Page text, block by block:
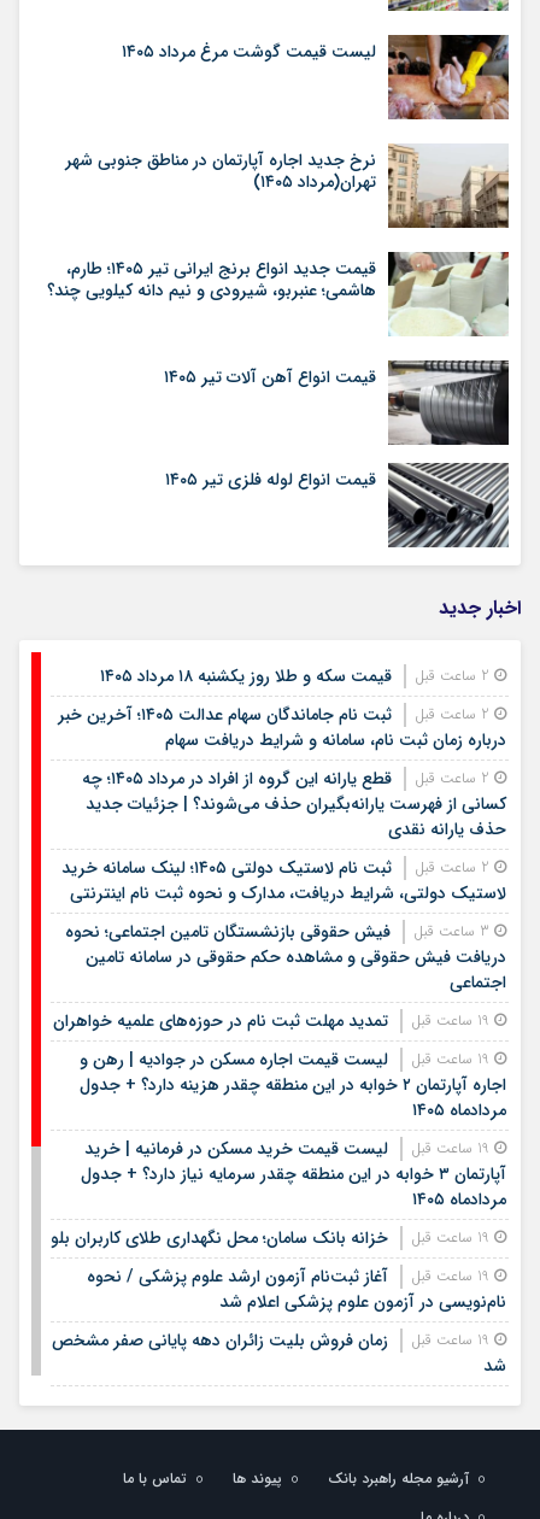
لیست قیمت گوشت مرغ مرداد ۱۴۰۵
نرخ جدید اجاره آپارتمان در مناطق جنوبی شهر
تهران(مرداد ۱۴۰۵)
قیمت جدید انواع برنج ایرانی تیر ۱۴۰۵؛ طارم،
هاشمی؛ عنبربو، شیرودی و نیم دانه کیلویی چند؟
قیمت انواع آهن آلات تیر ۱۴۰۵
قیمت انواع لوله فلزی تیر ۱۴۰۵
اخبار جدید
قیمت سکه و طلا روز یکشنبه ۱۸ مرداد ۱۴۰۵
ثبت نام جاماندگان سهام عدالت ۱۴۰۵؛ آخرین خبر
درباره زمان ثبت نام، سامانه و شرایط دریافت سهام
قطع یارانه این گروه از افراد در مرداد ۱۴۰۵؛ چه
کسانی از فهرست یارانه‌بگیران حذف می‌شوند؟ | جزئیات جدید
حذف یارانه نقدی
ثبت نام لاستیک دولتی ۱۴۰۵؛ لینک سامانه خرید
لاستیک دولتی، شرایط دریافت، مدارک و نحوه ثبت نام اینترنتی
فیش حقوقی بازنشستگان تامین اجتماعی؛ نحوه
دریافت فیش حقوقی و مشاهده حکم حقوقی در سامانه تامین
اجتماعی
تمدید مهلت ثبت نام در حوزه‌های علمیه خواهران
لیست قیمت اجاره مسکن در جوادیه | رهن و
اجاره آپارتمان ۲ خوابه در این منطقه چقدر هزینه دارد؟ + جدول
مردادماه ۱۴۰۵
لیست قیمت خرید مسکن در فرمانیه | خرید
آپارتمان ۳ خوابه در این منطقه چقدر سرمایه نیاز دارد؟ + جدول
مردادماه ۱۴۰۵
خزانه بانک سامان؛ محل نگهداری طلای کاربران بلو
آغاز ثبت‌نام آزمون ارشد علوم پزشکی / نحوه
نام‌نویسی در آزمون علوم پزشکی اعلام شد
زمان فروش بلیت زائران دهه پایانی صفر مشخص
شد
22 ساعت قبل
مدیرعامل بانک سپه فرارسیدن روز خبرنگار را به
اصحاب رسانه و خبر تبریک گفت
بیمه معلم سیناد ۱۴۰۵ | ورود به سامانه سیناد بیمه
معلم و پیگیری خسارت درمان تکمیلی | لینک مستقیم و راهنمای
آرشیو مجله راهبرد بانک پیوند ها
تماس با ما